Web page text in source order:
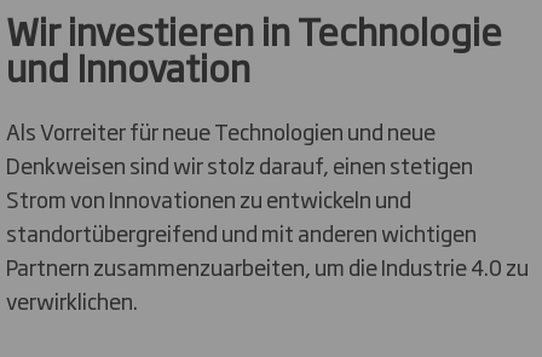
Wir investieren in Technologie
und Innovation
Als Vorreiter für neue Technologien und neue
Denkweisen sind wir stolz darauf, einen stetigen
Strom von Innovationen zu entwickeln und
standortübergreifend und mit anderen wichtigen
Partnern zusammenzuarbeiten, um die Industrie 4.0 zu
verwirklichen.